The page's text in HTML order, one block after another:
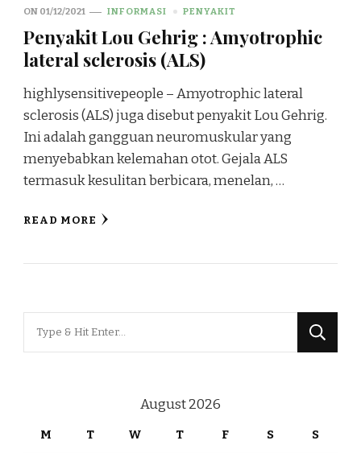
ON 01/12/2021 INFORMASI PENYAKIT
Penyakit Lou Gehrig : Amyotrophic
lateral sclerosis (ALS)
highlysensitivepeople – Amyotrophic lateral
sclerosis (ALS) juga disebut penyakit Lou Gehrig.
Ini adalah gangguan neuromuskular yang
menyebabkan kelemahan otot. Gejala ALS
termasuk kesulitan berbicara, menelan, …
READ MORE
August 2026
M T W T F S S